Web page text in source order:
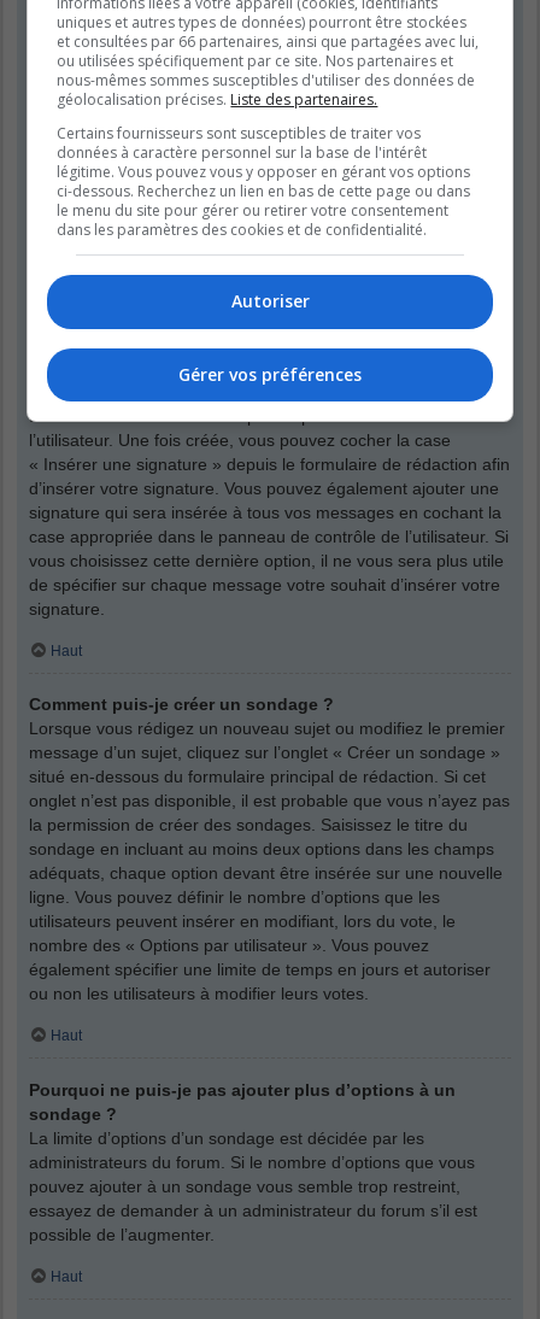
que vos propres messages. Vous pouvez modifier un de vos
messages en cliquant le bouton adéquat, parfois dans une
limite de temps après que le message initial ait été publié. Si
quelqu’un a déjà répondu à votre message, un petit texte situé
en dessous du message affichera le nombre de fois que vous
l’avez modifié, contenant la date et l’heure de la modification.
Ce petit texte n’apparaîtra pas s’il s’agit d’une modification
effectuée par un modérateur ou un administrateur, bien qu’ils
puissent rédiger une raison discrète concernant leur
modification. Veuillez noter que les utilisateurs normaux ne
été publiée.
Comment puis-je insérer une signature à mon message ?
Pour insérer une signature à un de vos messages, vous devez
tout d’abord en créer une depuis le panneau de contrôle de
l’utilisateur. Une fois créée, vous pouvez cocher la case
« Insérer une signature » depuis le formulaire de rédaction afin
d’insérer votre signature. Vous pouvez également ajouter une
signature qui sera insérée à tous vos messages en cochant la
case appropriée dans le panneau de contrôle de l’utilisateur. Si
vous choisissez cette dernière option, il ne vous sera plus utile
de spécifier sur chaque message votre souhait d’insérer votre
signature.
Haut
Comment puis-je créer un sondage ?
Lorsque vous rédigez un nouveau sujet ou modifiez le premier
message d’un sujet, cliquez sur l’onglet « Créer un sondage »
situé en-dessous du formulaire principal de rédaction. Si cet
onglet n’est pas disponible, il est probable que vous n’ayez pas
la permission de créer des sondages. Saisissez le titre du
sondage en incluant au moins deux options dans les champs
adéquats, chaque option devant être insérée sur une nouvelle
ligne. Vous pouvez définir le nombre d’options que les
utilisateurs peuvent insérer en modifiant, lors du vote, le
nombre des « Options par utilisateur ». Vous pouvez
également spécifier une limite de temps en jours et autoriser
ou non les utilisateurs à modifier leurs votes.
Haut
Pourquoi ne puis-je pas ajouter plus d’options à un
sondage ?
La limite d’options d’un sondage est décidée par les
administrateurs du forum. Si le nombre d’options que vous
pouvez ajouter à un sondage vous semble trop restreint,
essayez de demander à un administrateur du forum s’il est
possible de l’augmenter.
Haut
uniques et autres types de données) pourront être stockées
et consultées par 66 partenaires, ainsi que partagées avec lui,
ou utilisées spécifiquement par ce site. Nos partenaires et
nous-mêmes sommes susceptibles d'utiliser des données de
géolocalisation précises. Liste des partenaires.
Certains fournisseurs sont susceptibles de traiter vos
données à caractère personnel sur la base de l'intérêt
légitime. Vous pouvez vous y opposer en gérant vos options
ci-dessous. Recherchez un lien en bas de cette page ou dans
le menu du site pour gérer ou retirer votre consentement
dans les paramètres des cookies et de confidentialité.
Autoriser
Gérer vos préférences